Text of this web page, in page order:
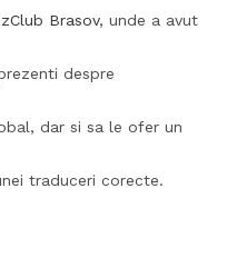
Brasov, unde a avut
despre
dar si sa le ofer un
traduceri corecte.